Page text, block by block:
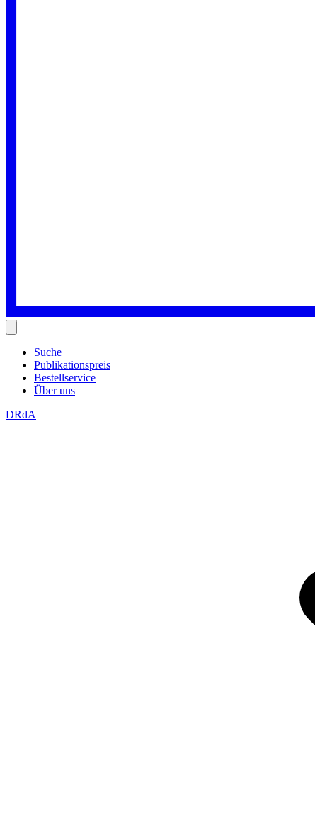
Suche
Publikationspreis
Bestellservice
Über uns
DRdA